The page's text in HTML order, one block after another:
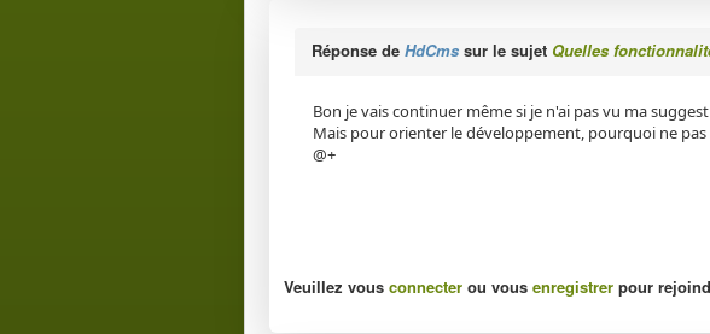
Réponse de HdCms sur le sujet Quelles
Bon je vais continuer même si je n'ai pas vu ma
Mais pour orienter le développement, pourquoi ne
@+
Veuillez vous connecter ou vous enregistrer pour